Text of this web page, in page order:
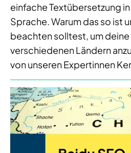
einfache Textübersetzung
Sprache. Warum das so ist
beachten solltest, um
verschiedenen Ländern
von unseren Expertinnen